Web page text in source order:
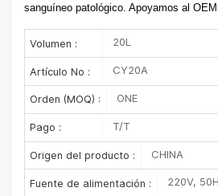
sanguíneo patológico. Apoyamos al
Volumen : 20L
Artículo No : CY20A
Orden (MOQ) : ONE
Pago : T/T
Origen del producto : CHINA
Fuente de alimentación : 220V,